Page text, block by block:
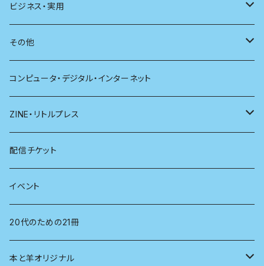
新潮
別冊太陽
科学
社会
哲学
医学
看護学
心理学
経営学
言語学
法律
電子版（PDF）
歴史
地理
ビジネス・実用
雷鳥社辞典シリーズ
その他
珈琲
雑貨
コンピュータ・デジタル・インターネット
ZINE・リトルプレス
電子版（EPub）
電子版（PDF）
配信チケット
イベント
20代のための21冊
本と羊オリジナル